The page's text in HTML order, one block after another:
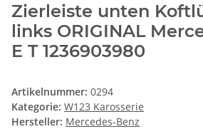
Zierleiste unten
links ORIGINAL
E T 1236903980
Artikelnummer: 0294
Kategorie: W123 Karosserie
Hersteller: Mercedes-Benz